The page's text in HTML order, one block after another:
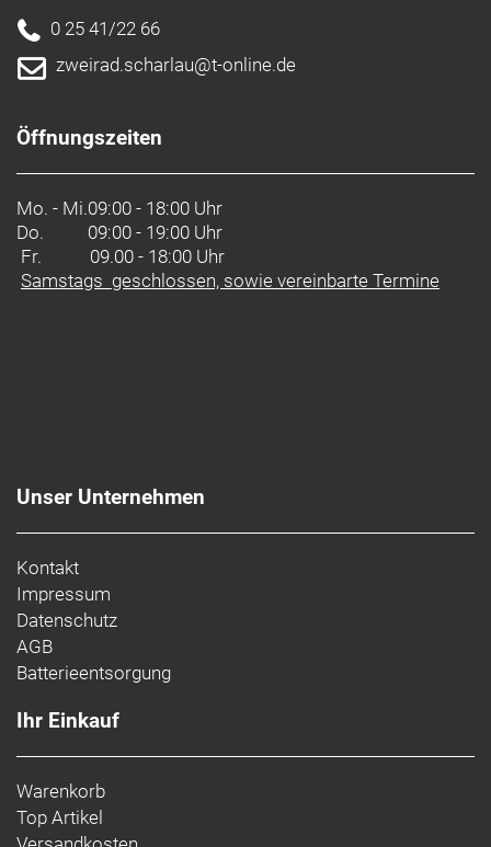
0 25 41/22 66
zweirad.scharlau@t-online.de
Öffnungszeiten
Mo. - Mi.09:00 - 18:00 Uhr
Do.
09:00 - 19:00 Uhr
Fr. 09.00 - 18:00 Uhr
Samstags geschlossen, sowie vereinbarte Termine
Unser Unternehmen
Kontakt
Impressum
Datenschutz
AGB
Batterieentsorgung
Ihr Einkauf
Warenkorb
Top Artikel